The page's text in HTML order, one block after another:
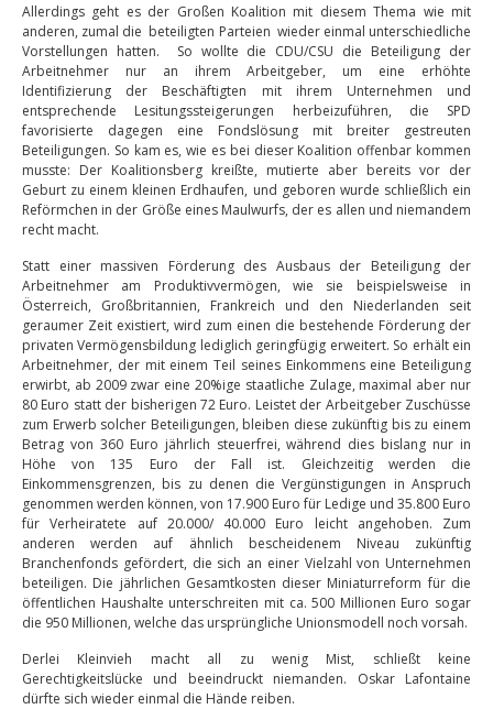
Allerdings geht es der Großen Koalition mit diesem Thema wie mit
anderen, zumal die beteiligten Parteien wieder einmal unterschiedliche
Vorstellungen hatten. So wollte die CDU/CSU die Beteiligung der
Arbeitnehmer nur an ihrem Arbeitgeber, um eine erhöhte
Identifizierung der Beschäftigten mit ihrem Unternehmen und
entsprechende Lesitungssteigerungen herbeizuführen, die SPD
favorisierte dagegen eine Fondslösung mit breiter gestreuten
Beteiligungen. So kam es, wie es bei dieser Koalition offenbar kommen
musste: Der Koalitionsberg kreißte, mutierte aber bereits vor der
Geburt zu einem kleinen Erdhaufen, und geboren wurde schließlich ein
Reförmchen in der Größe eines Maulwurfs, der es allen und niemandem
recht macht.
Statt einer massiven Förderung des Ausbaus der Beteiligung der
Arbeitnehmer am Produktivvermögen, wie sie beispielsweise in
Österreich, Großbritannien, Frankreich und den Niederlanden seit
geraumer Zeit existiert, wird zum einen die bestehende Förderung der
privaten Vermögensbildung lediglich geringfügig erweitert. So erhält ein
Arbeitnehmer, der mit einem Teil seines Einkommens eine Beteiligung
erwirbt, ab 2009 zwar eine 20%ige staatliche Zulage, maximal aber nur
80 Euro statt der bisherigen 72 Euro. Leistet der Arbeitgeber Zuschüsse
zum Erwerb solcher Beteiligungen, bleiben diese zukünftig bis zu einem
Betrag von 360 Euro jährlich steuerfrei, während dies bislang nur in
Höhe von 135 Euro der Fall ist. Gleichzeitig werden die
Einkommensgrenzen, bis zu denen die Vergünstigungen in Anspruch
genommen werden können, von 17.900 Euro für Ledige und 35.800 Euro
für Verheiratete auf 20.000/ 40.000 Euro leicht angehoben. Zum
anderen werden auf ähnlich bescheidenem Niveau zukünftig
Branchenfonds gefördert, die sich an einer Vielzahl von Unternehmen
beteiligen. Die jährlichen Gesamtkosten dieser Miniaturreform für die
öffentlichen Haushalte unterschreiten mit ca. 500 Millionen Euro sogar
die 950 Millionen, welche das ursprüngliche Unionsmodell noch vorsah.
Derlei Kleinvieh macht all zu wenig Mist, schließt keine
Gerechtigkeitslücke und beeindruckt niemanden. Oskar Lafontaine
dürfte sich wieder einmal die Hände reiben.